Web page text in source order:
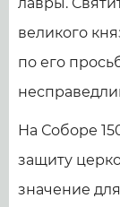
великого
по его
На Соборе
защиту
значение